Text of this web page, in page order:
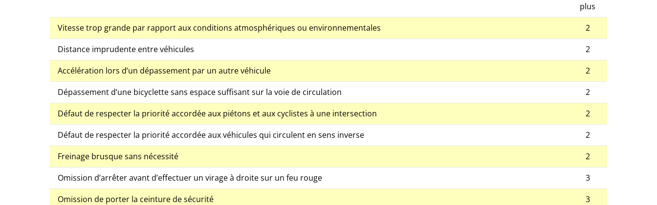
plus
Vitesse trop grande par rapport aux conditions atmosphériques ou environnementales
2
Distance imprudente entre véhicules
2
Accélération lors d’un dépassement par un autre véhicule
2
Dépassement d’une bicyclette sans espace suffisant sur la voie de circulation
2
Défaut de respecter la priorité accordée aux piétons et aux cyclistes à une intersection
2
Défaut de respecter la priorité accordée aux véhicules qui circulent en sens inverse
2
Freinage brusque sans nécessité
2
Omission d’arrêter avant d’effectuer un virage à droite sur un feu rouge
3
Omission de porter la ceinture de sécurité
3